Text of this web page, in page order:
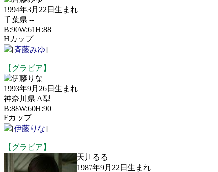
1994年3月22日生まれ
千葉県 --
B:90W:61H:88
Hカップ
[斉藤みゆ]
【グラビア】
伊藤りな
1993年9月26日生まれ
神奈川県 A型
B:88W:60H:90
Fカップ
[伊藤りな]
【グラビア】
天川るる
1987年9月22日生まれ